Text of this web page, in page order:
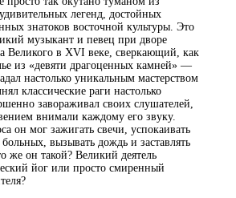
легенд, достойных
знатоков восточной культуры. Это
музыкант и певец при дворе
Великого в XVI веке, сверкающий, как
из «девяти драгоценных камней» —
настолько уникальным мастерством
классические раги настолько
завораживал своих слушателей,
внимали каждому его звуку.
он мог зажигать свечи, успокаивать
вызывать дождь и заставлять
же он такой? Великий деятель
йог или просто смиренный